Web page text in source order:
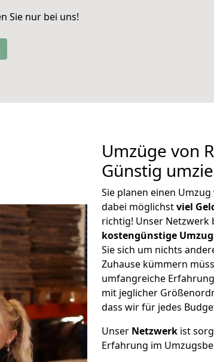
Sie nur bei uns!
Umzüge von
Günstig
Sie planen einen
dabei möglichstviel
richtig! Unser Netzwerk
kostengünstige
Sie sich um nichts
Zuhause kümmern
umfangreiche
mit jeglicher
dass wir für jedes
Unser Netzwerk ist
Erfahrung im